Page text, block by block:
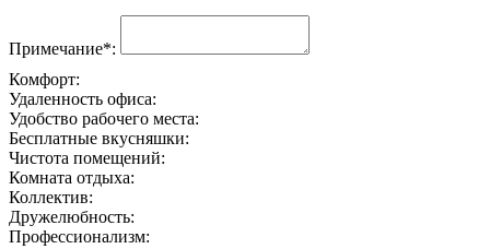
Примечание*:
Комфорт:
Удаленность офиса:
Удобство рабочего места:
Бесплатные вкусняшки:
Чистота помещений:
Комната отдыха:
Коллектив:
Дружелюбность:
Профессионализм: